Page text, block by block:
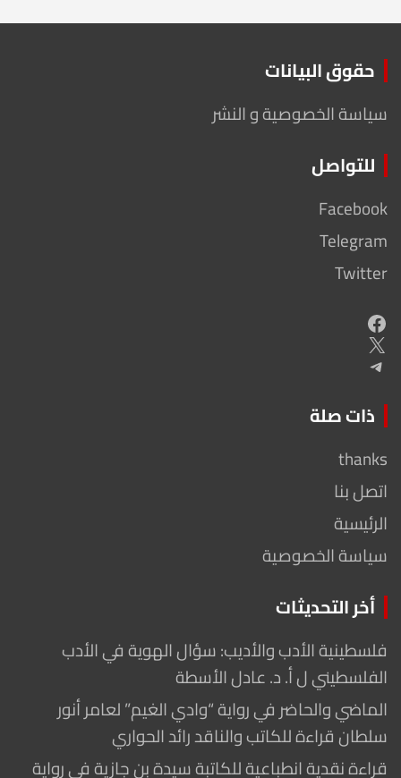
حقوق البيانات
سياسة الخصوصية و النشر
للتواصل
Facebook
Telegram
Twitter
Facebook
X
Telegram
ذات صلة
thanks
اتصل بنا
الرئيسية
سياسة الخصوصية
أخر التحديثات
فلسطينية الأدب والأديب: سؤال الهوية في الأدب
الفلسطيني ل أ. د. عادل الأسطة
الماضي والحاضر في رواية “وادي الغيم” لعامر أنور
سلطان قراءة للكاتب والناقد رائد الحواري
قراءة نقدية انطباعية للكاتبة سيدة بن جازية في رواية